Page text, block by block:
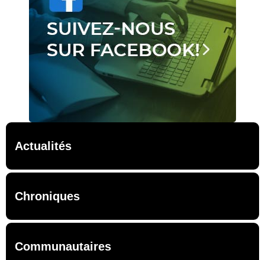
Actualités
Chroniques
Communautaires